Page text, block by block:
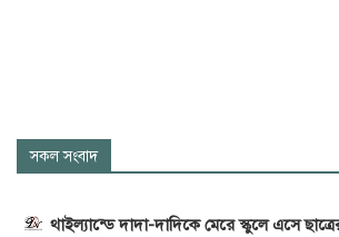
সকল সংবাদ
থাইল্যান্ডে দাদা-দাদিকে মেরে স্কুলে এসে